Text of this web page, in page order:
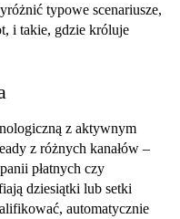
typowe scenariusze,
i takie, gdzie króluje
z aktywnym
z różnych kanałów –
płatnych czy
dziesiątki lub setki
automatycznie